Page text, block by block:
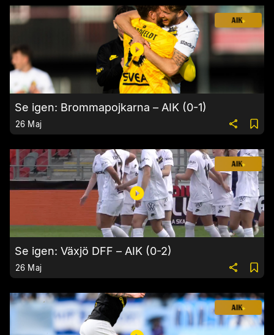
Se igen: Brommapojkarna – AIK (0-1)
26 Maj
Se igen: Växjö DFF – AIK (0-2)
26 Maj